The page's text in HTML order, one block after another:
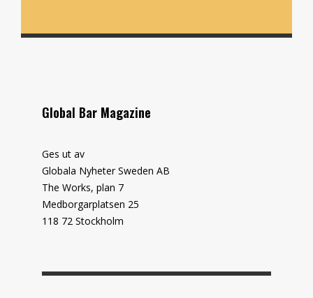
Global Bar Magazine
Ges ut av
Globala Nyheter Sweden AB
The Works, plan 7
Medborgarplatsen 25
118 72 Stockholm